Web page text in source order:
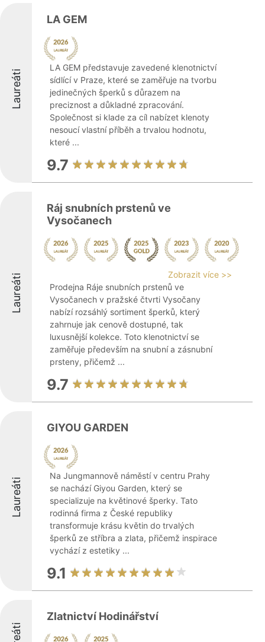
Laureáti
LA GEM
LA GEM představuje zavedené klenotnictví
sídlící v Praze, které se zaměřuje na tvorbu
jedinečných šperků s důrazem na
preciznost a důkladné zpracování.
Společnost si klade za cíl nabízet klenoty
nesoucí vlastní příběh a trvalou hodnotu,
které ...
9.7
Laureáti
Ráj snubních prstenů ve
Vysočanech
Zobrazit více >>
Prodejna Ráje snubních prstenů ve
Vysočanech v pražské čtvrti Vysočany
nabízí rozsáhlý sortiment šperků, který
zahrnuje jak cenově dostupné, tak
luxusnější kolekce. Toto klenotnictví se
zaměřuje především na snubní a zásnubní
prsteny, přičemž ...
9.7
Laureáti
GIYOU GARDEN
Na Jungmannově náměstí v centru Prahy
se nachází Giyou Garden, který se
specializuje na květinové šperky. Tato
rodinná firma z České republiky
transformuje krásu květin do trvalých
šperků ze stříbra a zlata, přičemž inspirace
vychází z estetiky ...
9.1
Zlatnictví Hodinářství